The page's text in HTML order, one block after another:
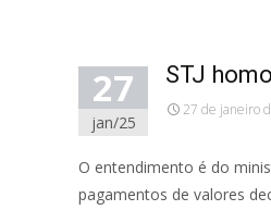
27
jan/25
STJ
27 de janeiro
O entendimento é do
pagamentos de valores